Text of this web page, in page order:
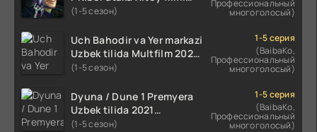
Uzbek tilida O'zbekcha
HD skachat
(1-5 сезон)
Профессиональный
многоголосый)
Uch Bahodir va Yer markazi
Uzbek tilida Multfilm 2025
tarjima HD skachat
(1-5 сезон)
1-5 серия
(BaibaKo,
Профессиональный
многоголосый)
Dyuna / Dune 1 Premyera
Uzbek tilida 2021
O'zbekcha tarjima kino HD
(1-5 сезон)
1-5 серия
(BaibaKo,
Профессиональный
многоголосый)